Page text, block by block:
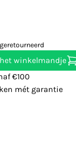
winkelmandje
€100
mét garantie